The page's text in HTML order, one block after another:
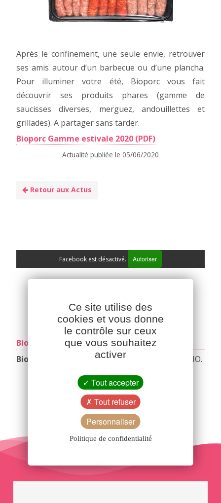
Après le confinement, une seule envie, retrouver
ses amis autour d’un barbecue ou d’une plancha.
Pour illuminer votre été, Bioporc vous fait
découvrir ses produits phares (gamme de
saucisses diverses, merguez, andouillettes et
grillades). A partager sans tarder.
Bioporc Gamme estivale 2020 (PDF)
Actualité publiée le 05/06/2020
Retour aux Actus
Facebook est désactivé. Autoriser
Bioporc sur YouTube
Bioporc
, 30 ans de savoir-faire en charcuterie BIO.
YouTube est désactivé. Autoriser
Ce site utilise des
cookies et vous donne
le contrôle sur ceux
que vous souhaitez
activer
Tout accepter
Tout refuser
Personnaliser
Politique de confidentialité